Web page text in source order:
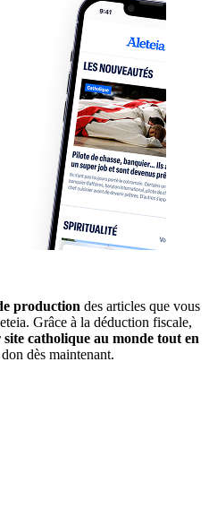
production des articles que vous
Grâce à la déduction fiscale,
catholique au monde tout en
dès maintenant.